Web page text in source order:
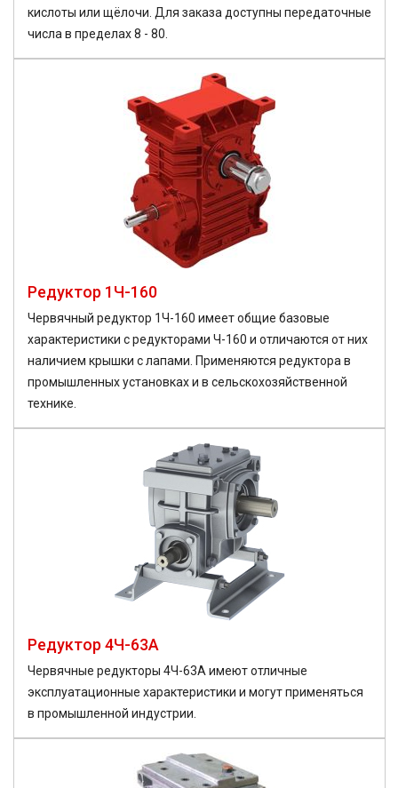
кислоты или щёлочи. Для заказа доступны передаточные
числа в пределах 8 - 80.
Редуктор 1Ч-160
Червячный редуктор 1Ч-160 имеет общие базовые
характеристики с редукторами Ч-160 и отличаются от них
наличием крышки с лапами. Применяются редуктора в
промышленных установках и в сельскохозяйственной
технике.
Редуктор 4Ч-63А
Червячные редукторы 4Ч-63А имеют отличные
эксплуатационные характеристики и могут применяться
в промышленной индустрии.